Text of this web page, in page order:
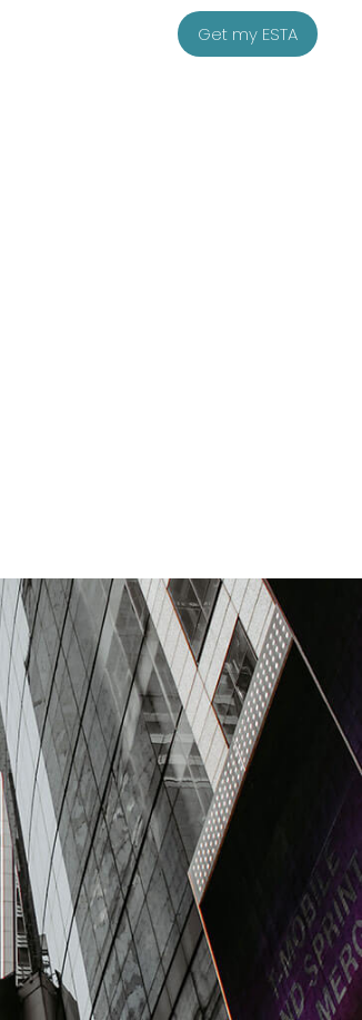
Get my ESTA